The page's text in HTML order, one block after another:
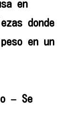
en
donde
en un
– Se